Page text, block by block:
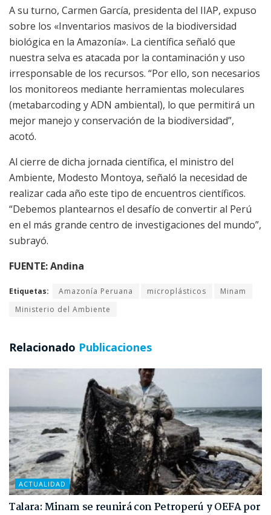
A su turno, Carmen García, presidenta del IIAP, expuso
sobre los «Inventarios masivos de la biodiversidad
biológica en la Amazonía». La científica señaló que
nuestra selva es atacada por la contaminación y uso
irresponsable de los recursos. “Por ello, son necesarios
los monitoreos mediante herramientas moleculares
(metabarcoding y ADN ambiental), lo que permitirá un
mejor manejo y conservación de la biodiversidad”,
acotó.
Al cierre de dicha jornada científica, el ministro del
Ambiente, Modesto Montoya, señaló la necesidad de
realizar cada año este tipo de encuentros científicos.
“Debemos plantearnos el desafío de convertir al Perú
en el más grande centro de investigaciones del mundo”,
subrayó.
FUENTE: Andina
Etiquetas: Amazonía Peruana microplásticos
Minam
Ministerio del Ambiente
Relacionado Publicaciones
ACTUALIDAD
Talara: Minam se reunirá con Petroperú y OEFA por